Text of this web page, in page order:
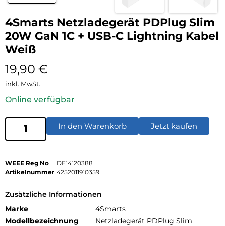
4Smarts Netzladegerät PDPlug Slim
20W GaN 1C + USB-C Lightning Kabel
Weiß
19,90 €
inkl. MwSt.
Online verfügbar
In den Warenkorb Jetzt kaufen
WEEE Reg No
DE14120388
Artikelnummer 4252011910359
Zusätzliche Informationen
Marke
4Smarts
Modellbezeichnung
Netzladegerät PDPlug Slim